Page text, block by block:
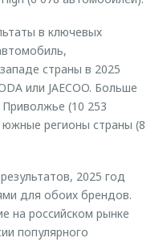
в ключевых
страны в 2025
или JAECOO. Больше
Приволжье (10 253
регионы страны (8
2025 год
для обоих брендов.
на российском рынке
популярного